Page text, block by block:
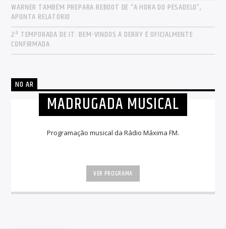
WARNER TAMBÉM PREPARA REBOOT DE “A HORA DO PESADELO”,
APONTA RELATÓRIO
2ª TEMPORADA DE IT: BEM-VINDOS A DERRY É OFICIALMENTE
CONFIRMADA
NO AR
MADRUGADA MUSICAL
Programação musical da Rádio Máxima FM.
VER PROGRAMA